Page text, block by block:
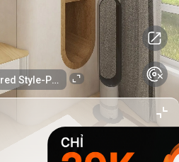
Wabi Sabi-Cream-Colored Style-PLWS